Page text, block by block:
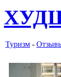
Туризм -